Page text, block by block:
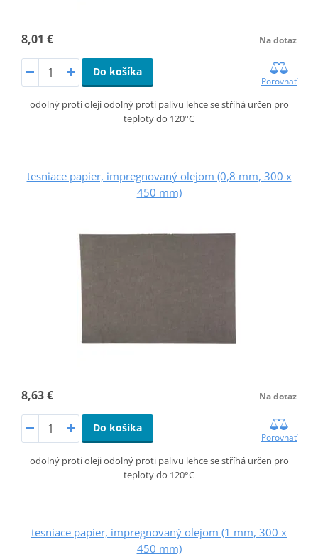
8,01 € Na dotaz
Do košíka
Porovnať
odolný proti oleji odolný proti palivu lehce se stříhá určen pro
teploty do 120°C
tesniace papier, impregnovaný olejom (0,8 mm, 300 x
450 mm)
8,63 € Na dotaz
Do košíka
Porovnať
odolný proti oleji odolný proti palivu lehce se stříhá určen pro
teploty do 120°C
tesniace papier, impregnovaný olejom (1 mm, 300 x
450 mm)